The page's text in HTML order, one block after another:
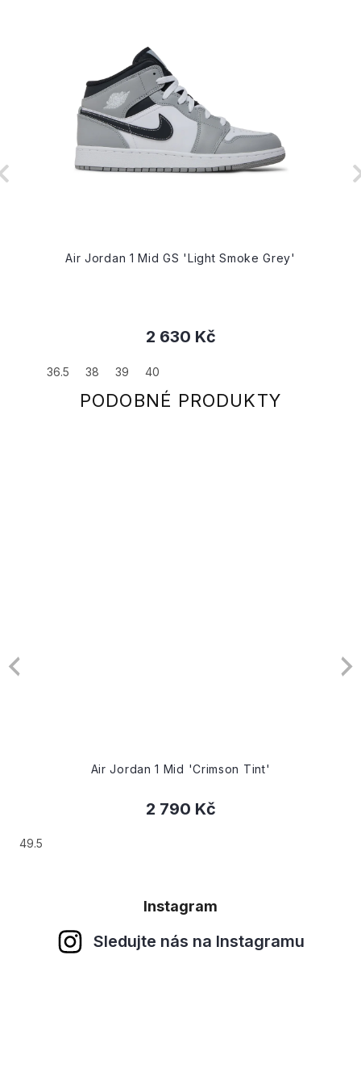
Air Jordan 1 Mid GS 'Light Smoke Grey'
2 630 Kč
36.5 38 39 40
Air Jordan 1 Mid 'Crimson Tint'
2 790 Kč
49.5
Instagram
Sledujte nás na Instagramu